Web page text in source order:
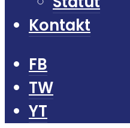
Kontakt
FB
TW
YT